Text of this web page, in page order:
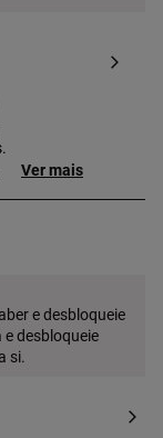
Ver mais
e desbloqueie
e desbloqueie
si.